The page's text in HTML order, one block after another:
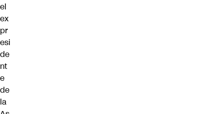
el
ex
pr
esi
de
nt
e
de
la